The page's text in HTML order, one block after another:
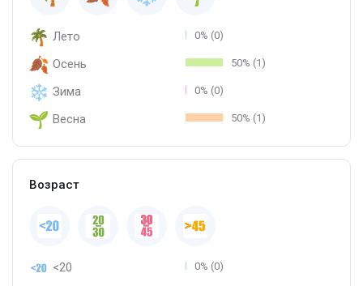
Лето 0% (0)
Осень 50% (1)
Зима 0% (0)
Весна 50% (1)
Возраст
<20 0% (0)